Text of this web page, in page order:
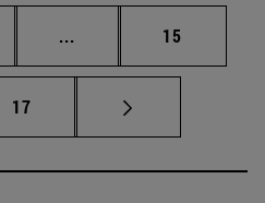
... Páginas intermedias
Página
15
Página
17